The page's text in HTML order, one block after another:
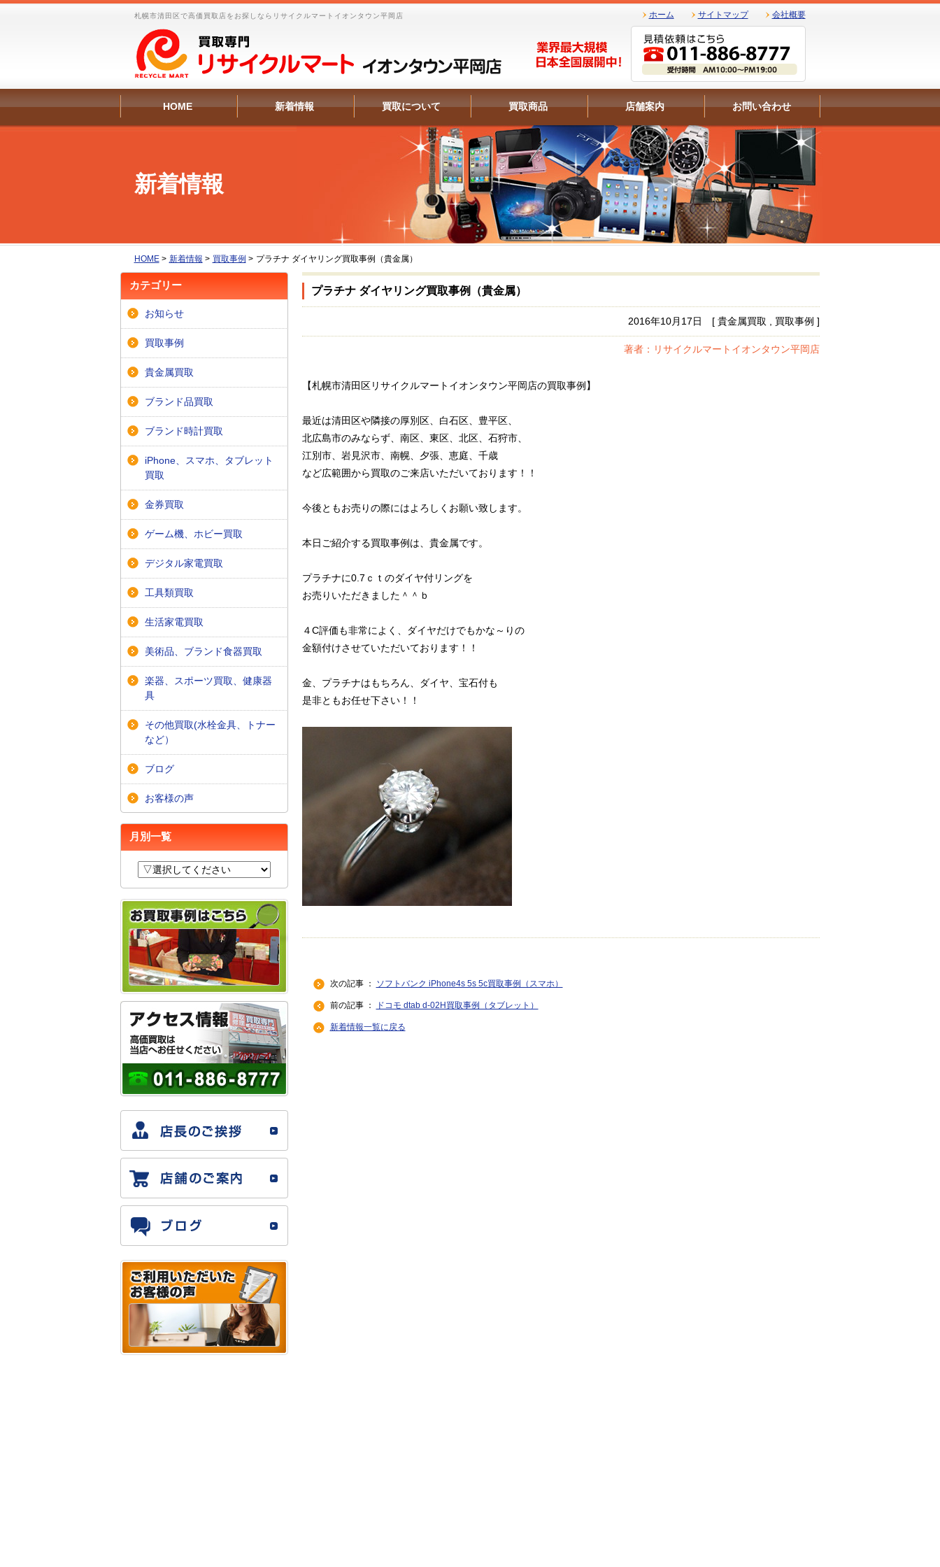
札幌市清田区で高価買取店をお探しならリサイクルマートイオンタウン平岡店 ホーム サイトマップ 会社概要
HOME 新着情報 買取について 買取商品 店舗案内 お問い合わせ
新着情報
HOME> 新着情報 > 買取事例 > プラチナ ダイヤリング買取事例（貴金属）
プラチナ ダイヤリング買取事例（貴金属）
2016年10月17日 [ 貴金属買取 , 買取事例 ]
著者：リサイクルマートイオンタウン平岡店
【札幌市清田区リサイクルマートイオンタウン平岡店の買取事例】
最近は清田区や隣接の厚別区、白石区、豊平区、
北広島市のみならず、南区、東区、北区、石狩市、
江別市、岩見沢市、南幌、夕張、恵庭、千歳
など広範囲から買取のご来店いただいております！！
今後ともお売りの際にはよろしくお願い致します。
本日ご紹介する買取事例は、貴金属です。
プラチナに0.7ｃｔのダイヤ付リングを
お売りいただきました＾＾ｂ
４C評価も非常によく、ダイヤだけでもかな～りの
金額付けさせていただいております！！
金、プラチナはもちろん、ダイヤ、宝石付も
是非ともお任せ下さい！！
次の記事 ： ソフトバンク iPhone4s 5s 5c買取事例（スマホ）
前の記事 ： ドコモ dtab d-02H買取事例（タブレット）
新着情報一覧に戻る
カテゴリー
お知らせ
買取事例
貴金属買取
ブランド品買取
ブランド時計買取
iPhone、スマホ、タブレット
買取
金券買取
ゲーム機、ホビー買取
デジタル家電買取
工具類買取
生活家電買取
美術品、ブランド食器買取
楽器、スポーツ買取、健康器
具
その他買取(水栓金具、トナー
など）
ブログ
お客様の声
月別一覧